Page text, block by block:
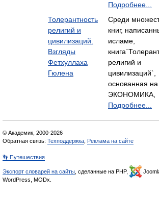
Подробнее...
Толерантность
религий и
цивилизаций.
Взгляды
Фетхуллаха
Гюлена
Среди
книг,
исламе,
религий и
цивилизаций`,
основанная
ЭКОНОМИКА,
Подробнее...
© Академик, 2000-2026
Обратная связь: Техподдержка Реклама на сайте
👣 Путешествия
Экспорт словарей на сайты , сделанные на PHP,
WordPress, MODx.